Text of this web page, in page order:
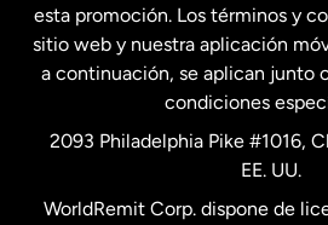
Nueva Zelanda
Países Bajos
esta promoción. Los términos y
sitio web y nuestra aplicación
a continuación, se aplican junto
condiciones
2093 Philadelphia Pike #1016,
EE. UU.
WorldRemit Corp. dispone de